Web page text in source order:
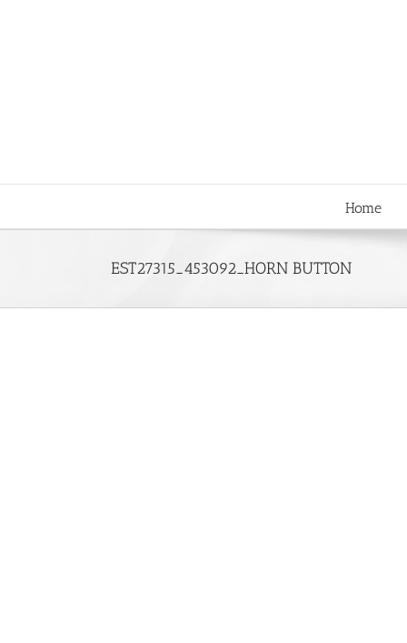
Home
EST27315_453092_HORN BUTTON